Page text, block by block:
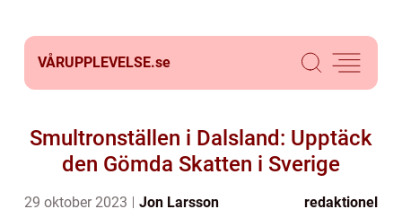
VÅRUPPLEVELSE.se
Smultronställen i Dalsland: Upptäck
den Gömda Skatten i Sverige
29 oktober 2023 Jon Larsson redaktionel